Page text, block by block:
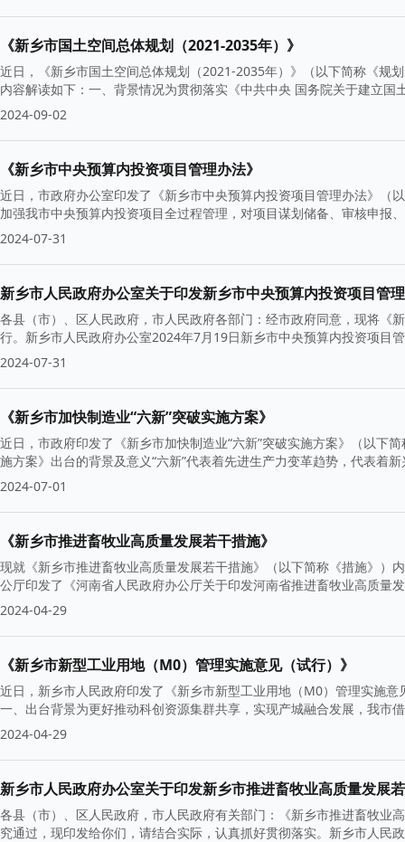
《新乡市国土空间总体规划（2021-2035年）》
近日，《新乡市国土空间总体规划（2021-2035年）》（以下简称《规
内容解读如下：一、背景情况为贯彻落实《中共中央 国务院关于建立
2024-09-02
《新乡市中央预算内投资项目管理办法》
近日，市政府办公室印发了《新乡市中央预算内投资项目管理办法》（
加强我市中央预算内投资项目全过程管理，对项目谋划储备、审核申报
2024-07-31
新乡市人民政府办公室关于印发新乡市中央预算内投资项目管
各县（市）、区人民政府，市人民政府各部门：经市政府同意，现将《
行。新乡市人民政府办公室2024年7月19日新乡市中央预算内投资项
2024-07-31
《新乡市加快制造业“六新”突破实施方案》
近日，市政府印发了《新乡市加快制造业“六新”突破实施方案》（以下
施方案》出台的背景及意义“六新”代表着先进生产力变革趋势，代表着
2024-07-01
《新乡市推进畜牧业高质量发展若干措施》
现就《新乡市推进畜牧业高质量发展若干措施》（以下简称《措施》
公厅印发了《河南省人民政府办公厅关于印发河南省推进畜牧业高质量
2024-04-29
《新乡市新型工业用地（M0）管理实施意见（试行）》
近日，新乡市人民政府印发了《新乡市新型工业用地（M0）管理实施
一、出台背景为更好推动科创资源集群共享，实现产城融合发展，我市
2024-04-29
新乡市人民政府办公室关于印发新乡市推进畜牧业高质量发展
各县（市）、区人民政府，市人民政府有关部门：《新乡市推进畜牧
究通过，现印发给你们，请结合实际，认真抓好贯彻落实。新乡市人民